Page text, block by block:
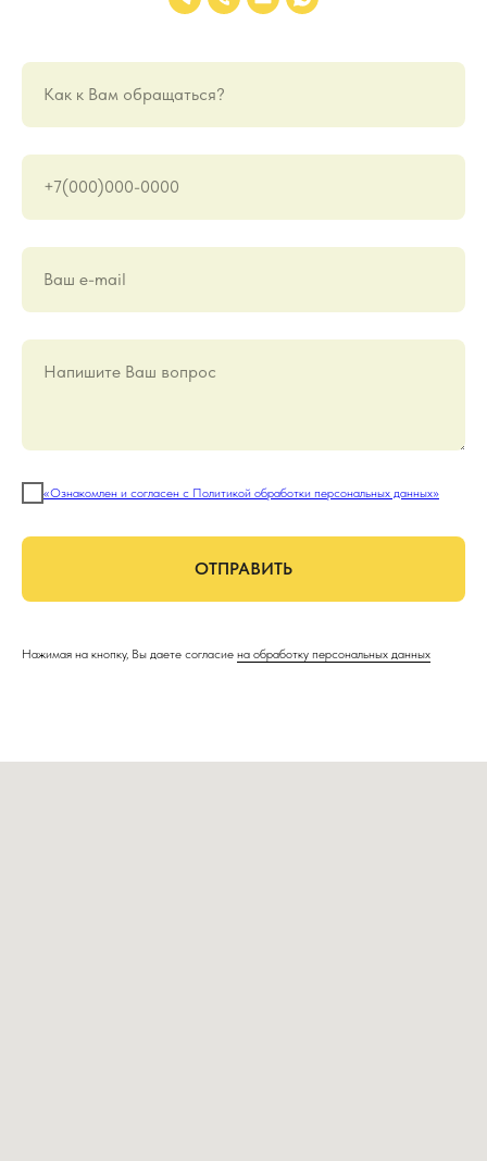
Как к Вам обращаться?
+7(000)000-0000
Ваш е-mail
Напишите Ваш вопрос
«Ознакомлен и согласен с Политикой обработки персональных данных»
ОТПРАВИТЬ
Нажимая на кнопку, Вы даете согласие на обработку персональных данных